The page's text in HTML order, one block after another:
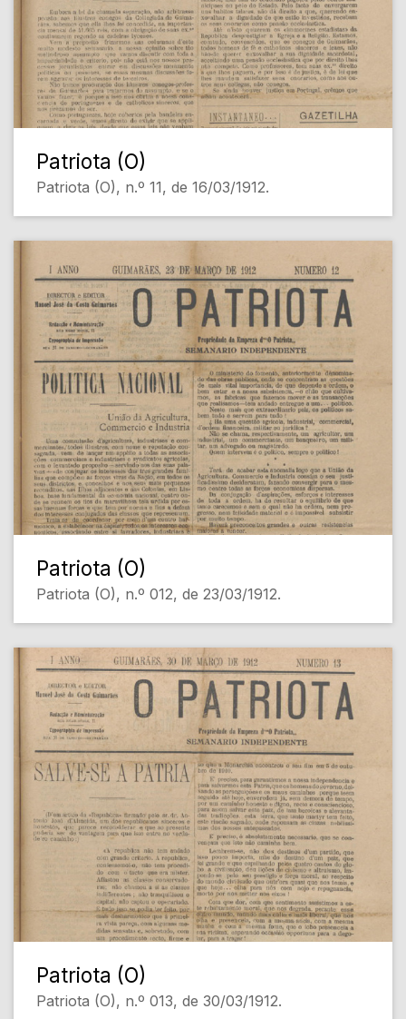
Patriota (O)
Patriota (O), n.º 11, de 16/03/1912.
Patriota (O)
Patriota (O), n.º 012, de 23/03/1912.
Patriota (O)
Patriota (O), n.º 013, de 30/03/1912.